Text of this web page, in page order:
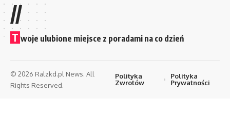
//
T woje ulubione miejsce z poradami na co dzień
© 2026 Ralzkd.pl News. All
Rights Reserved.
Polityka
Zwrotów
Polityka
Prywatności